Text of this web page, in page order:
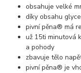
obsahuje velké
díky obsahu
pivní pěna® má
už 15ti minutová
a pohody
zbavuje tělo
pivní pěna® je